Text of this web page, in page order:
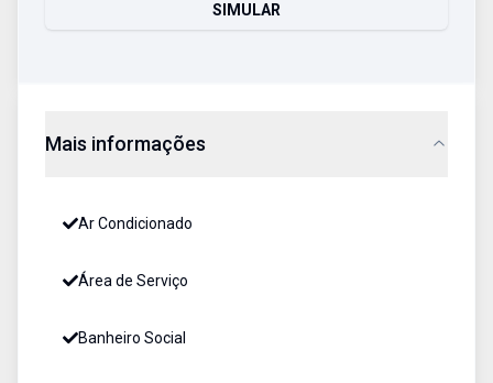
SIMULAR
Mais informações
Ar Condicionado
Área de Serviço
Banheiro Social